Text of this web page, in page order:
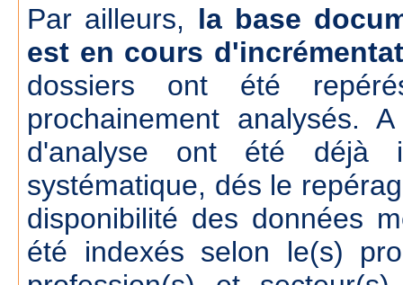
Par ailleurs, la base
est en cours
dossiers ont été
prochainement analysés.
d'analyse ont été déjà
systématique, dés le
disponibilité des données
été indexés selon le(s)